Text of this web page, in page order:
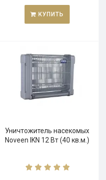
КУПИТЬ
Уничтожитель насекомых
Noveen IKN 12 Вт (40 кв.м.)